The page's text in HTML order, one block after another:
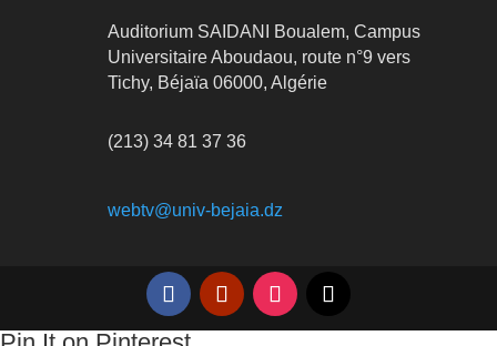
Auditorium SAIDANI Boualem, Campus
Universitaire Aboudaou, route n°9 vers
Tichy, Béjaïa 06000, Algérie
(213) 34 81 37 36
webtv@univ-bejaia.dz